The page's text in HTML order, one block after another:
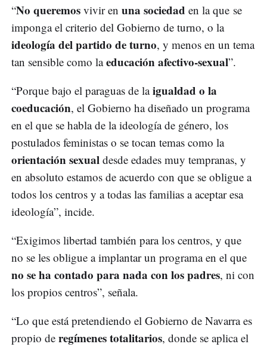
“No queremos vivir en una sociedad en la que se
imponga el criterio del Gobierno de turno, o la
ideología del partido de turno, y menos en un tema
tan sensible como laeducación afectivo-sexual”.
“Porque bajo el paraguas de laigualdad o la
coeducación, el Gobierno ha diseñado un programa
en el que se habla de la ideología de género, los
postulados feministas o se tocan temas como la
orientación sexual desde edades muy tempranas, y
en absoluto estamos de acuerdo con que se obligue a
todos los centros y a todas las familias a aceptar esa
ideología”, incide.
“Exigimos libertad también para los centros, y que
no se les obligue a implantar un programa en el que
no se ha contado para nada con los padres, ni con
los propios centros”, señala.
“Lo que está pretendiendo el Gobierno de Navarra es
propio de regímenes totalitarios, donde se aplica el